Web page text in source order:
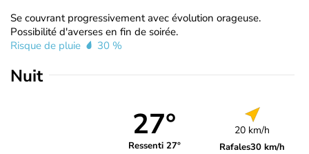
Se couvrant progressivement avec évolution orageuse.
Possibilité d'averses en fin de soirée.
Risque de pluie
30 %
Nuit
27°
Ressenti 27°
20 km/h
Rafales30 km/h